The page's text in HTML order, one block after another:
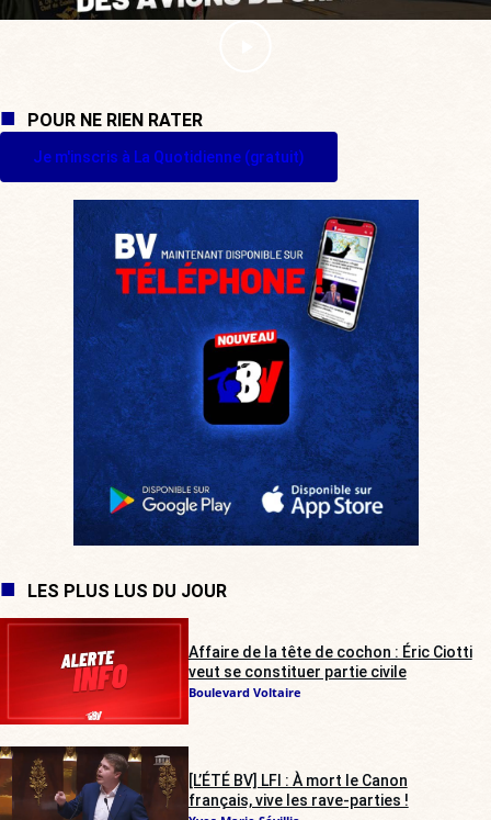
POUR NE RIEN RATER
Je m'inscris à La Quotidienne (gratuit)
LES PLUS LUS DU JOUR
Affaire de la tête de cochon : Éric Ciotti
veut se constituer partie civile
Boulevard Voltaire
[L’ÉTÉ BV] LFI : À mort le Canon
français, vive les rave-parties !